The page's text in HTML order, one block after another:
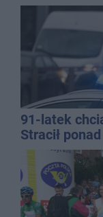
91-latek
Stracił